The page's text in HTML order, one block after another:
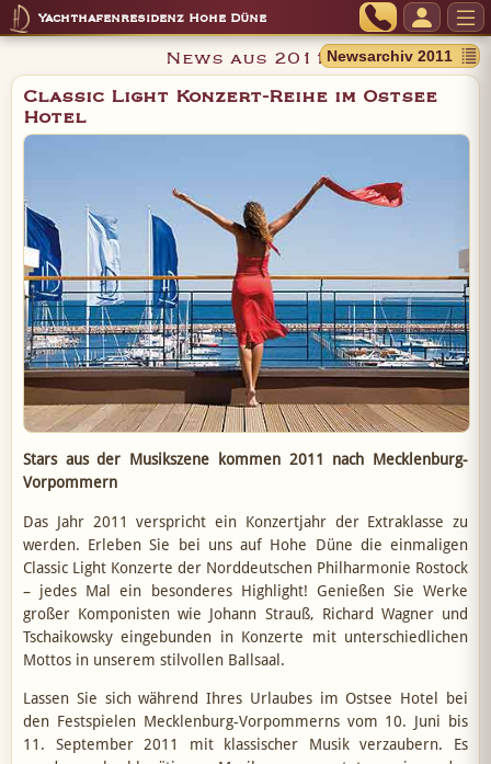
Yachthafenresidenz Hohe Düne
News aus 2011
Classic Light Konzert-Reihe im Ostsee
Hotel
Stars aus der Musikszene kommen 2011 nach Mecklenburg-
Vorpommern
Das Jahr 2011 verspricht ein Konzertjahr der Extraklasse zu
werden. Erleben Sie bei uns auf Hohe Düne die einmaligen
Classic Light Konzerte der Norddeutschen Philharmonie Rostock
– jedes Mal ein besonderes Highlight! Genießen Sie Werke
großer Komponisten wie Johann Strauß, Richard Wagner und
Tschaikowsky eingebunden in Konzerte mit unterschiedlichen
Mottos in unserem stilvollen Ballsaal.
Lassen Sie sich während Ihres Urlaubes im Ostsee Hotel bei
den Festspielen Mecklenburg-Vorpommerns vom 10. Juni bis
11. September 2011 mit klassischer Musik verzaubern. Es